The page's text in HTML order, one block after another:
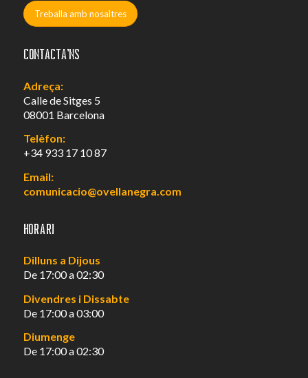
Treballa amb nosaltres
Contacta’ns
Adreça:
Calle de Sitges 5
08001 Barcelona
Telèfon:
+34 933 17 10 87
Email:
comunicacio@ovellanegra.com
Horari
Dilluns a Dijous
De 17:00 a 02:30
Divendres i Dissabte
De 17:00 a 03:00
Diumenge
De 17:00 a 02:30